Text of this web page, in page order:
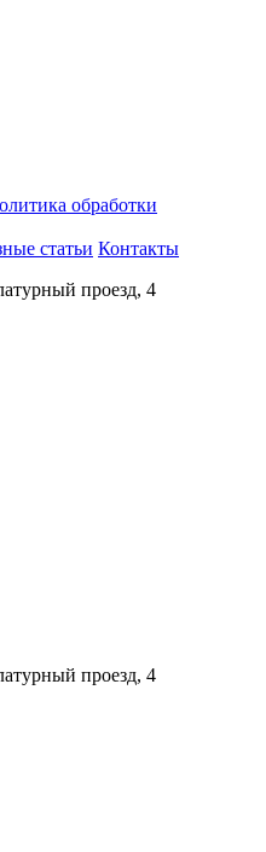
обработки
статьи Контакты
проезд, 4
проезд, 4